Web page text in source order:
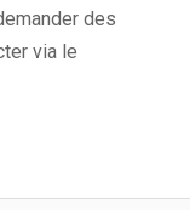
des
via le